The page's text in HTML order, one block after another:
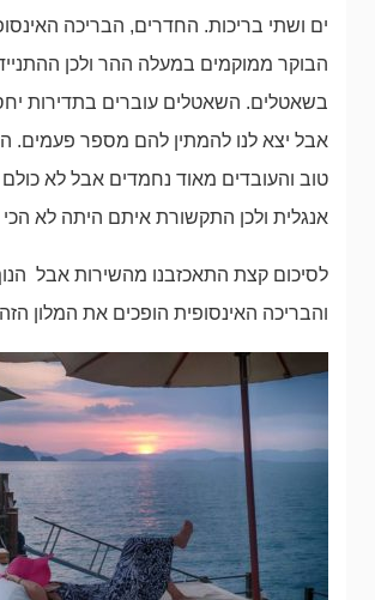
ים ושתי בריכות. החדרים, הבריכה
הבוקר ממוקמים במעלה ההר ולכן
בשאטלים. השאטלים עוברים בתדירות
אבל יצא לנו להמתין להם מספר פעמים.
טוב והעובדים מאוד נחמדים אבל לא כולם
אנגלית ולכן התקשורת איתם היתה לא
לסיכום קצת התאכזבנו מהשירות אבל
והבריכה האינסופית הופכים את המלון